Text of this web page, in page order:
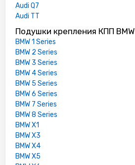
Audi Q7
Audi TT
Подушки крепления КПП BMW
BMW 1 Series
BMW 2 Series
BMW 3 Series
BMW 4 Series
BMW 5 Series
BMW 6 Series
BMW 7 Series
BMW 8 Series
BMW X1
BMW X3
BMW X4
BMW X5